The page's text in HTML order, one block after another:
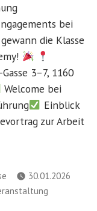
bei
die Klasse
3–7, 1160
Welcome bei
Einblick
zur Arbeit
30.01.2026